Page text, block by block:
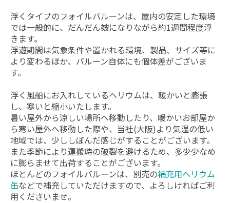
浮くタイプのフォイルバルーンは、屋内の安定した環境
では一般的に、だんだん皴になりながら約1週間程度浮
きます。
浮遊期間は気象条件や置かれる環境、製品、サイズ等に
より変わるほか、バルーン自体にも個体差がございま
す。
浮く風船にお入れしているヘリウムは、暖かいと膨張
し、寒いと縮小いたします。
暑い屋外から涼しい場所へ移動したり、暖かいお部屋か
ら寒い屋外へ移動した際や、当社(大阪)より気温の低い
地域では、少ししぼんだ感じがすることがございます。
また季節により運搬時の破裂を避けるため、多少少なめ
に膨らませて出荷することがございます。
ほとんどのフォイルバルーンは、別売の補充用ヘリウム
缶などで補充していただけますので、よろしければご利
用くださいませ。